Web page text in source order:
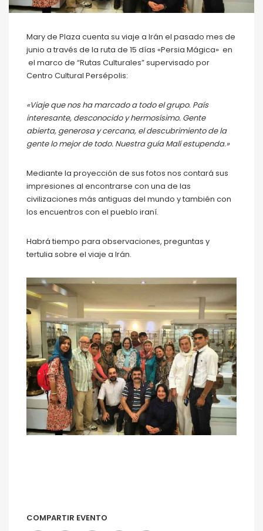
Mary de Plaza cuenta su viaje a Irán el pasado mes de
junio a través de la ruta de 15 días «Persia Mágica» en
el marco de “Rutas Culturales” supervisado por
Centro Cultural Persépolis:
«Viaje que nos ha marcado a todo el grupo. País
interesante, desconocido y hermosísimo. Gente
abierta, generosa y cercana, el descubrimiento de la
gente lo mejor de todo. Nuestra guía Malí estupenda.»
Mediante la proyección de sus fotos nos contará sus
impresiones al encontrarse con una de las
civilizaciones más antiguas del mundo y también con
los encuentros con el pueblo iraní.
Habrá tiempo para observaciones, preguntas y
tertulia sobre el viaje a Irán.
COMPARTIR EVENTO